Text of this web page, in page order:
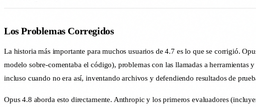
Los Problemas Corregidos
La historia más importante para muchos usuarios de 4.7 es lo que se corrigió.
modelo sobre-comentaba el código), problemas con las llamadas a
incluso cuando no era así, inventando archivos y defendiendo resultados de
Opus 4.8 aborda esto directamente. Anthropic y los primeros evaluadores